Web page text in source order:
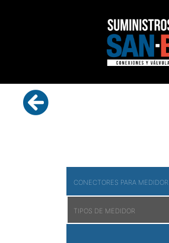
CONECTORES PARA MEDIDOR
TIPOS DE MEDIDOR